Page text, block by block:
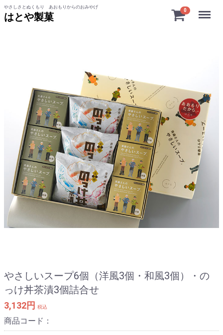
やさしさとぬくもり あおもりからのおみやげ
はとや製菓
0 Menu
やさしいスープ6個（洋風3個・和風3個）・の
っけ丼茶漬3個詰合せ
3,132円 税込
商品コード：